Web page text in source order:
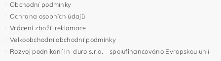
Obchodní podmínky
Ochrana osobních údajů
Vrácení zboží, reklamace
Velkoobchodní obchodní podmínky
Rozvoj podnikání In-duro s.r.o. - spolufinancováno Evropskou unií